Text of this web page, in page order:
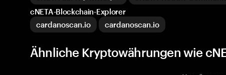
cNETA-Blockchain-Explorer
cardanoscan.io
cardanoscan.io
Ähnliche Kryptowährungen wie